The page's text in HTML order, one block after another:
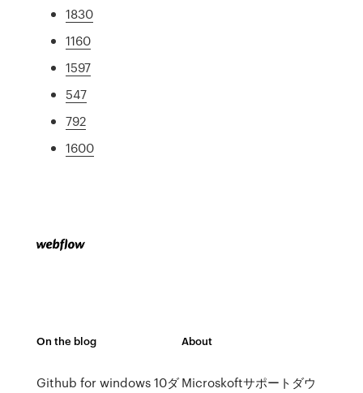
1830
1160
1597
547
792
1600
On the blog
Github for windows 10ダ
About
Microskoftサポートダウ